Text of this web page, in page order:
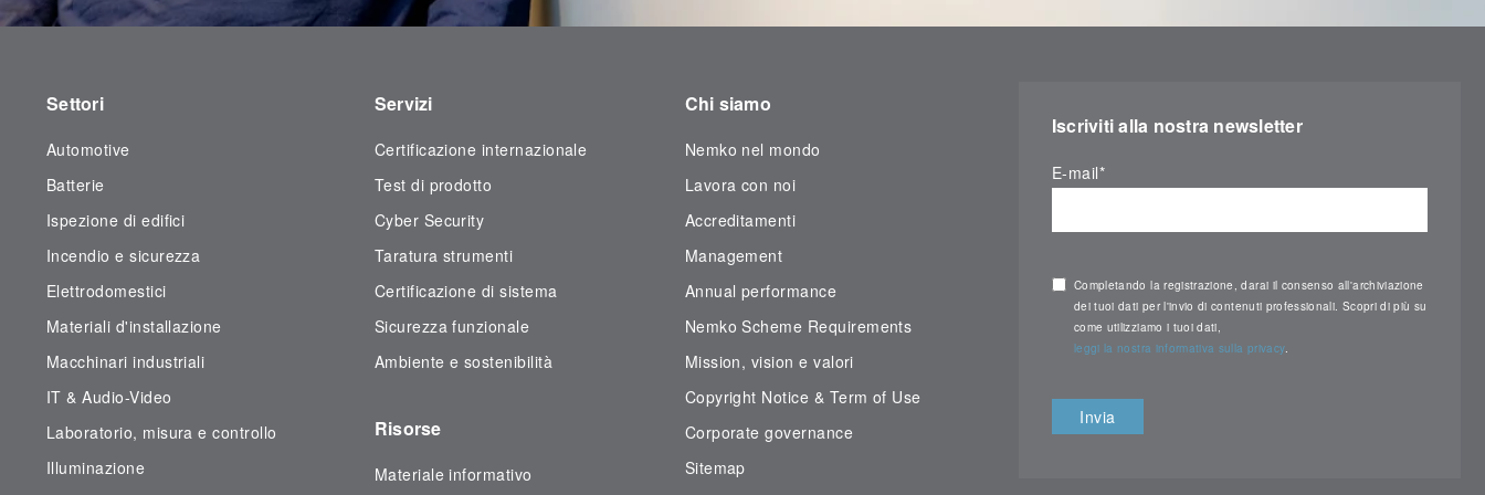
Settori
Automotive
Batterie
Ispezione di edifici
Incendio e sicurezza
Elettrodomestici
Materiali d'installazione
Macchinari industriali
IT & Audio-Video
Laboratorio, misura e controllo
Illuminazione
Servizi
Certificazione internazionale
Test di prodotto
Cyber Security
Taratura strumenti
Certificazione di sistema
Sicurezza funzionale
Ambiente e sostenibilità
Risorse
Materiale informativo
Chi siamo
Nemko nel mondo
Lavora con noi
Accreditamenti
Management
Annual performance
Nemko Scheme Requirements
Mission, vision e valori
Copyright Notice & Term of Use
Corporate governance
Sitemap
Iscriviti alla nostra newsletter
E-mail*
Completando la registrazione, darai il consenso all'archiviazione
dei tuoi dati per l'invio di contenuti professionali. Scopri di più su
come utilizziamo i tuoi dati,
leggi la nostra informativa sulla privacy.